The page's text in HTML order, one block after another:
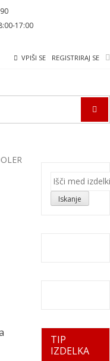
17:00
VPIŠI SE REGISTRIRAJ SE
Išči:
Iskanje
TIP
IZDELKA